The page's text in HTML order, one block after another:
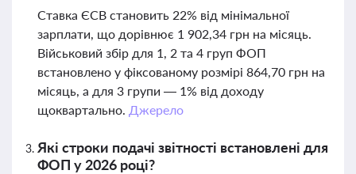
Ставка ЄСВ становить 22% від мінімальної
зарплати, що дорівнює 1 902,34 грн на місяць.
Військовий збір для 1, 2 та 4 груп ФОП
встановлено у фіксованому розмірі 864,70 грн на
місяць, а для 3 групи — 1% від доходу
щоквартально. Джерело
Які строки подачі звітності встановлені для
ФОП у 2026 році?